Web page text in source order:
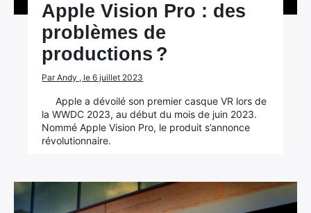
Apple Vision Pro : des
problèmes de
productions ?
Par Andy , le 6 juillet 2023
Apple a dévoilé son premier casque VR lors de
la WWDC 2023, au début du mois de juin 2023.
Nommé Apple Vision Pro, le produit s’annonce
révolutionnaire.